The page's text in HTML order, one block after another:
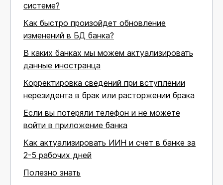
системе?
Как быстро произойдет обновление
изменений в БД банка?
В каких банках мы можем актуализировать
данные иностранца
Корректировка сведений при вступлении
нерезидента в брак или расторжении брака
Если вы потеряли телефон и не можете
войти в приложение банка
Как актуализировать ИИН и счет в банке за
2-5 рабочих дней
Полезно знать